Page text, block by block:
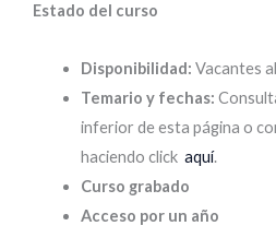
Estado del curso
Disponibilidad: Vacantes
Temario y fechas:
inferior de esta página o
haciendo click aquí.
Curso grabado
Acceso por un año